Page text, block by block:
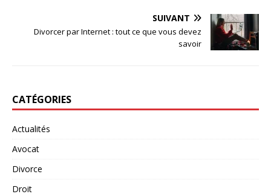
SUIVANT
Divorcer par Internet : tout ce que vous devez
savoir
CATÉGORIES
Actualités
Avocat
Divorce
Droit